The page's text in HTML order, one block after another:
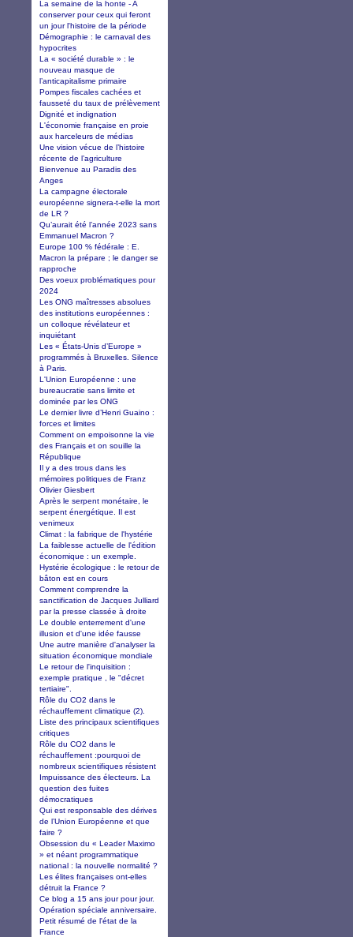
La semaine de la honte - A
conserver pour ceux qui feront
un jour l'histoire de la période
Démographie : le carnaval des
hypocrites
La « société durable » : le
nouveau masque de
l’anticapitalisme primaire
Pompes fiscales cachées et
fausseté du taux de prélèvement
Dignité et indignation
L'économie française en proie
aux harceleurs de médias
Une vision vécue de l’histoire
récente de l’agriculture
Bienvenue au Paradis des
Anges
La campagne électorale
européenne signera-t-elle la mort
de LR ?
Qu’aurait été l’année 2023 sans
Emmanuel Macron ?
Europe 100 % fédérale : E.
Macron la prépare ; le danger se
rapproche
Des voeux problématiques pour
2024
Les ONG maîtresses absolues
des institutions européennes :
un colloque révélateur et
inquiétant
Les « États-Unis d’Europe »
programmés à Bruxelles. Silence
à Paris.
L'Union Européenne : une
bureaucratie sans limite et
dominée par les ONG
Le dernier livre d’Henri Guaino :
forces et limites
Comment on empoisonne la vie
des Français et on souille la
République
Il y a des trous dans les
mémoires politiques de Franz
Olivier Giesbert
Après le serpent monétaire, le
serpent énergétique. Il est
venimeux
Climat : la fabrique de l'hystérie
La faiblesse actuelle de l'édition
économique : un exemple.
Hystérie écologique : le retour de
bâton est en cours
Comment comprendre la
sanctification de Jacques Julliard
par la presse classée à droite
Le double enterrement d'une
illusion et d'une idée fausse
Une autre manière d'analyser la
situation économique mondiale
Le retour de l'inquisition :
exemple pratique , le "décret
tertiaire".
Rôle du CO2 dans le
réchauffement climatique (2).
Liste des principaux scientifiques
critiques
Rôle du CO2 dans le
réchauffement :pourquoi de
nombreux scientifiques résistent
Impuissance des électeurs. La
question des fuites
démocratiques
Qui est responsable des dérives
de l’Union Européenne et que
faire ?
Obsession du « Leader Maximo
» et néant programmatique
national : la nouvelle normalité ?
Les élites françaises ont-elles
détruit la France ?
Ce blog a 15 ans jour pour jour.
Opération spéciale anniversaire.
Petit résumé de l'état de la
France